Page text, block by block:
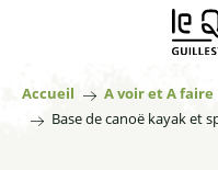
principal
Accueil A voir et A faire
Base de canoë kayak et